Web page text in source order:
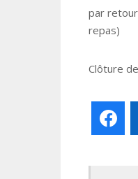
par
repas)
Clôture